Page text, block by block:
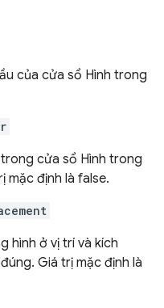
của cửa sổ Hình trong
cửa sổ Hình trong
mặc định là false.
hình ở vị trí và kích
Giá trị mặc định là